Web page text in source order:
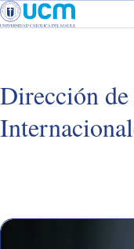
Dirección de